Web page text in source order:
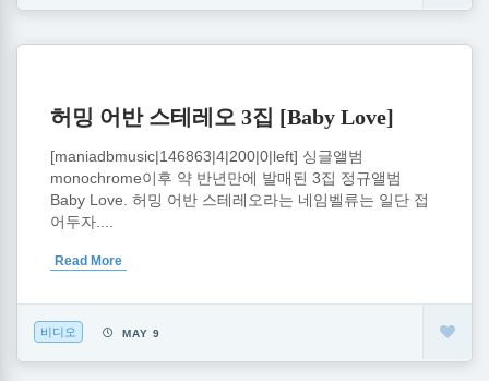
허밍 어반 스테레오 3집 [Baby Love]
[maniadbmusic|146863|4|200|0|left] 싱글앨범
monochrome이후 약 반년만에 발매된 3집 정규앨범
Baby Love. 허밍 어반 스테레오라는 네임벨류는 일단 접
어두자....
Read More
비디오 MAY 9